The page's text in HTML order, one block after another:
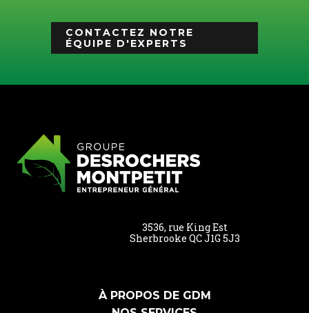
CONTACTEZ NOTRE
ÉQUIPE D'EXPERTS
3536, rue King Est
Sherbrooke QC J1G 5J3
À PROPOS DE GDM